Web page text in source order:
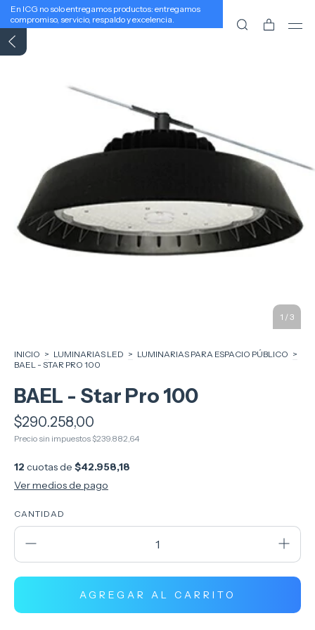
En ICG no solo entregamos productos: entregamos
compromiso, servicio, respaldo y excelencia.
1 / 3
INICIO > LUMINARIAS LED > LUMINARIAS PARA ESPACIO PÚBLICO >
BAEL - STAR PRO 100
BAEL - Star Pro 100
$290.258,00
Precio sin impuestos $239.882,64
12 cuotas de $42.958,18
Ver medios de pago
CANTIDAD